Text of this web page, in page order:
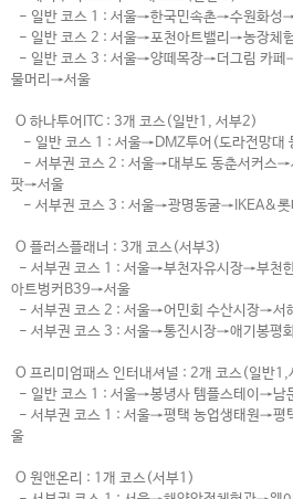
- 일반 코스 1 : 서울→한국민속촌→수원화성
- 일반 코스 2 : 서울→포천아트밸리→농장체
- 일반 코스 3 : 서울→양떼목장→더그림 카
물머리→서울
O 하나투어ITC : 3개 코스(일반1, 서부2)
- 일반 코스 1 : 서울→DMZ투어(도라전망
- 서부권 코스 2 : 서울→대부도 동춘서커스→
팟→서울
- 서부권 코스 3 : 서울→광명동굴→IKEA&
O 플러스플래너 : 3개 코스(서부3)
- 서부권 코스 1 : 서울→부천자유시장→부천
아트벙커B39→서울
- 서부권 코스 2 : 서울→어민회 수산시장→
- 서부권 코스 3 : 서울→통진시장→애기봉평
O 프리미엄패스 인터내셔널 : 2개 코스(일반1,
- 일반 코스 1 : 서울→봉녕사 템플스테이→
- 서부권 코스 1 : 서울→평택 농업생태원→평
울
O 원앤온리 : 1개 코스(서부1)